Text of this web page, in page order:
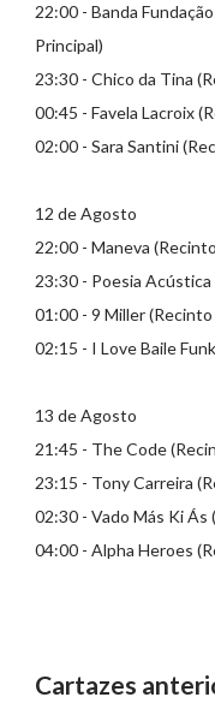
22:00 - Banda
Principal)
23:30 - Chico da Tina
00:45 - Favela Lacroix
02:00 - Sara Santini
12 de Agosto
22:00 - Maneva
23:30 - Poesia
01:00 - 9 Miller (Recinto
02:15 - I Love Baile
13 de Agosto
21:45 - The Code
23:15 - Tony Carreira
02:30 - Vado Más Ki Ás
04:00 - Alpha Heroes
Cartazes